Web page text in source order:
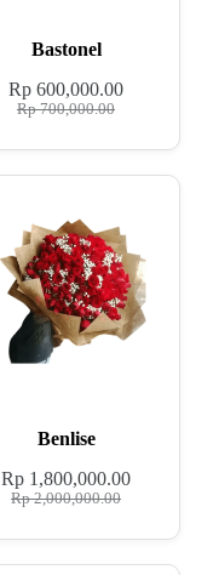
Bastonel
Rp700,000.00
Rp 600,000.00
Benlise
Rp2,000,000.00
Rp 1,800,000.00